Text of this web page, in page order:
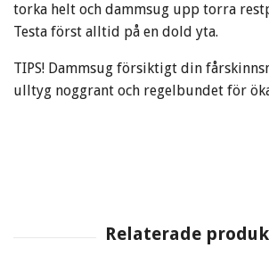
torka helt och dammsug upp torra
Testa först alltid på en dold yta.
TIPS! Dammsug försiktigt din
ulltyg noggrant och regelbundet för